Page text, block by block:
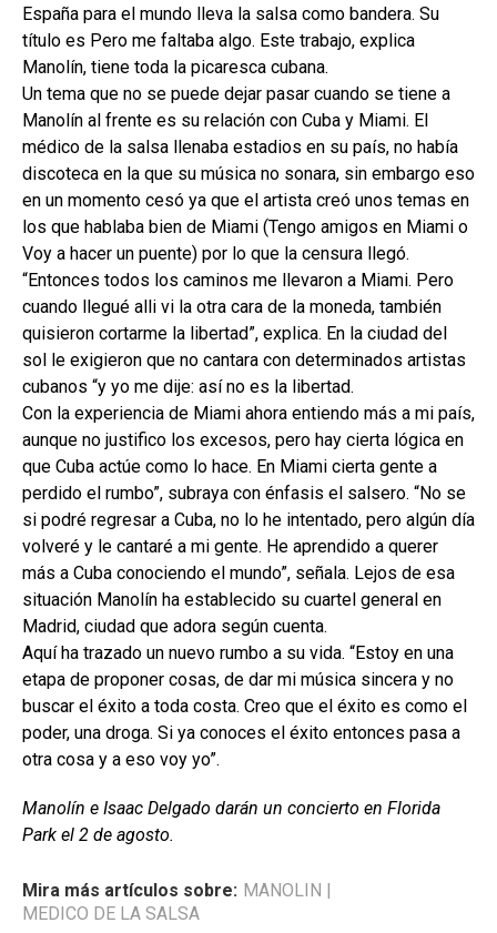
España para el mundo lleva la salsa como bandera. Su
título es Pero me faltaba algo. Este trabajo, explica
Manolín, tiene toda la picaresca cubana.
Un tema que no se puede dejar pasar cuando se tiene a
Manolín al frente es su relación con Cuba y Miami. El
médico de la salsa llenaba estadios en su país, no había
discoteca en la que su música no sonara, sin embargo eso
en un momento cesó ya que el artista creó unos temas en
los que hablaba bien de Miami (Tengo amigos en Miami o
Voy a hacer un puente) por lo que la censura llegó.
“Entonces todos los caminos me llevaron a Miami. Pero
cuando llegué alli vi la otra cara de la moneda, también
quisieron cortarme la libertad”, explica. En la ciudad del
sol le exigieron que no cantara con determinados artistas
cubanos “y yo me dije: así no es la libertad.
Con la experiencia de Miami ahora entiendo más a mi país,
aunque no justifico los excesos, pero hay cierta lógica en
que Cuba actúe como lo hace. En Miami cierta gente a
perdido el rumbo”, subraya con énfasis el salsero. “No se
si podré regresar a Cuba, no lo he intentado, pero algún día
volveré y le cantaré a mi gente. He aprendido a querer
más a Cuba conociendo el mundo”, señala. Lejos de esa
situación Manolín ha establecido su cuartel general en
Madrid, ciudad que adora según cuenta.
Aquí ha trazado un nuevo rumbo a su vida. “Estoy en una
etapa de proponer cosas, de dar mi música sincera y no
buscar el éxito a toda costa. Creo que el éxito es como el
poder, una droga. Si ya conoces el éxito entonces pasa a
otra cosa y a eso voy yo”.
Manolín e Isaac Delgado darán un concierto en Florida
Park el 2 de agosto.
Mira más artículos sobre: MANOLIN
MEDICO DE LA SALSA